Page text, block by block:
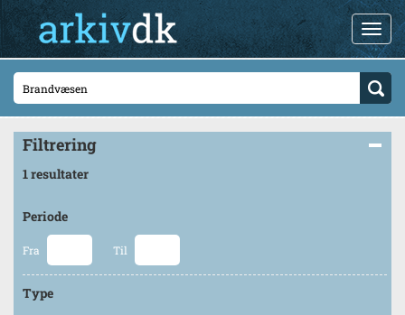
Filtrering
1 resultater
Periode
Fra Til
Type